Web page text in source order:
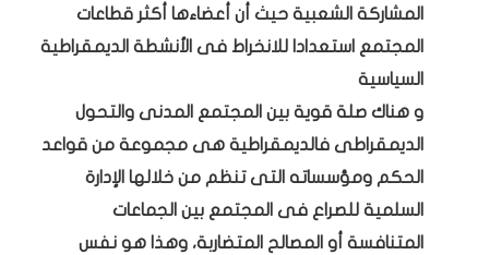
المشاركة الشعبية حيث أن أعضاءها أكثر قطاعات
المجتمع استعدادا للانخراط فى الأنشطة الديمقراطية
السياسية
و هناك صلة قوية بين المجتمع المدنى والتحول
الديمقراطى فالديمقراطية هى مجموعة من قواعد
الحكم ومؤسساته التى تنظم من خلالها الإدارة
السلمية للصراع فى المجتمع بين الجماعات
المتنافسة أو المصالح المتضاربة، وهذا هو نفس